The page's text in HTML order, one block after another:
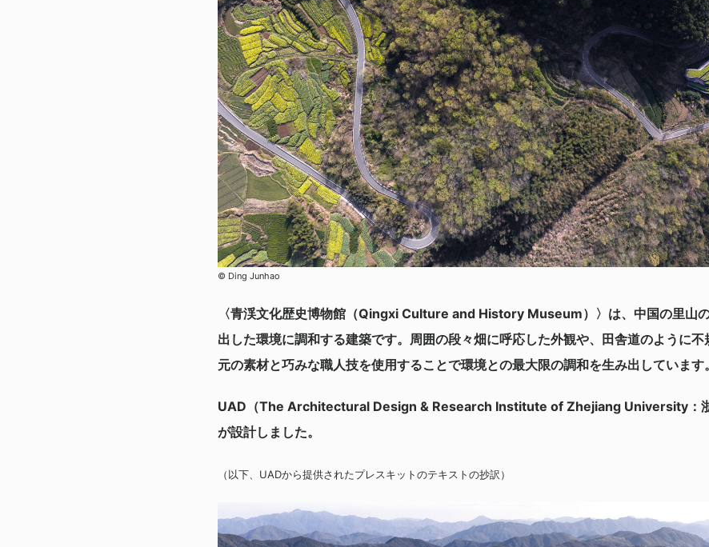
© Ding Junhao
〈青渓文化歴史博物館（Qingxi Culture and History Museum）〉は、中国の里山
出した環境に調和する建築です。周囲の段々畑に呼応した外観や、田舎道のように
元の素材と巧みな職人技を使用することで環境との最大限の調和を生み出しています。
UAD（The Architectural Design & Research Institute of Zhejiang University：浙
が設計しました。
（以下、UADから提供されたプレスキットのテキストの抄訳）